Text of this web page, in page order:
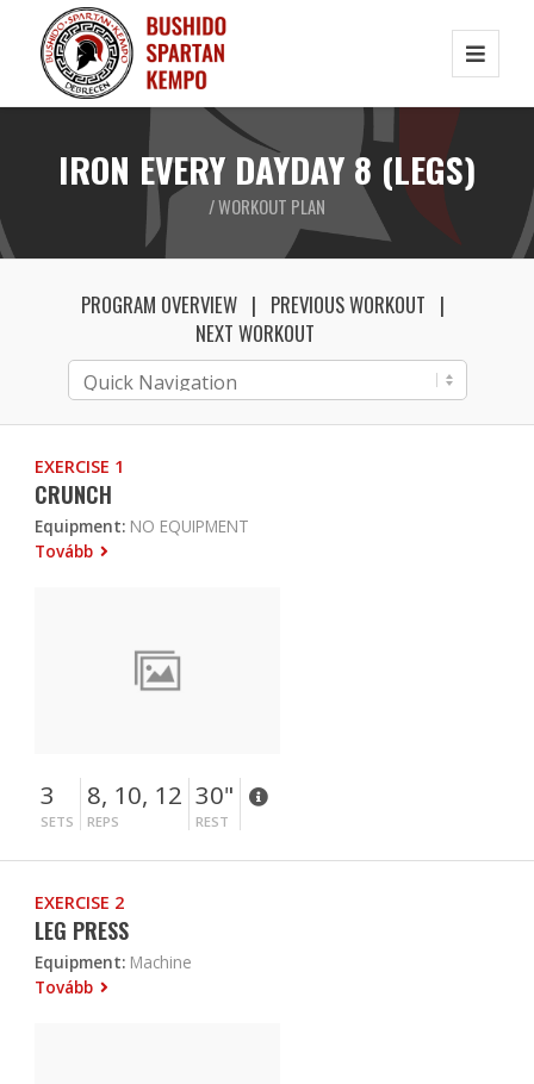
IRON EVERY DAYDAY 8 (LEGS)
/ WORKOUT PLAN
PROGRAM OVERVIEW
PREVIOUS WORKOUT
NEXT WORKOUT
EXERCISE 1
CRUNCH
Equipment: NO EQUIPMENT
Tovább
3
SETS
8, 10, 12
REPS
30"
REST
EXERCISE 2
LEG PRESS
Equipment: Machine
Tovább